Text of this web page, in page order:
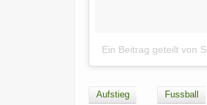
Aufstieg Fussball